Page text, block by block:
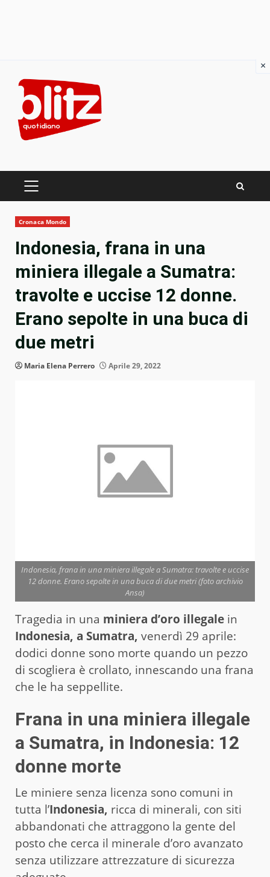
content
PRIMARY
Cronaca Mondo
Indonesia, frana in una
miniera illegale a Sumatra:
travolte e uccise 12 donne.
Erano sepolte in una buca di
due metri
Maria Elena Perrero Aprile 29, 2022
Indonesia, frana in una miniera illegale a Sumatra: travolte e uccise
12 donne. Erano sepolte in una buca di due metri (foto archivio
Ansa)
Tragedia in una miniera d’oro illegale in
Indonesia, a Sumatra, venerdì 29 aprile:
dodici donne sono morte quando un pezzo
di scogliera è crollato, innescando una frana
che le ha seppellite.
Frana in una miniera illegale
a Sumatra, in Indonesia: 12
donne morte
Le miniere senza licenza sono comuni in
tutta l’Indonesia, ricca di minerali, con siti
abbandonati che attraggono la gente del
posto che cerca il minerale d’oro avanzato
senza utilizzare attrezzature di sicurezza
×